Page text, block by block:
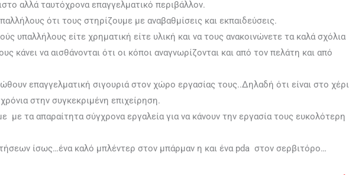
αλλά ταυτόχρονα επαγγελματικό περιβάλλον.
ότι τους στηρίζουμε με αναβαθμίσεις και εκπαιδεύσεις.
υπαλλήλους είτε χρηματική είτε υλική και να τους ανακοινώνετε τα καλά σχόλια
κάνει να αισθάνονται ότι οι κόποι αναγνωρίζονται και από τον πελάτη και από
επαγγελματική σιγουριά στον χώρο εργασίας τους..Δηλαδή ότι είναι στο χέρι
στην συγκεκριμένη επιχείρηση.
με τα απαραίτητα σύγχρονα εργαλεία για να κάνουν την εργασία τους ευκολότερη
ίσως…ένα καλό μπλέντερ στον μπάρμαν η και ένα pda στον σερβιτόρο…